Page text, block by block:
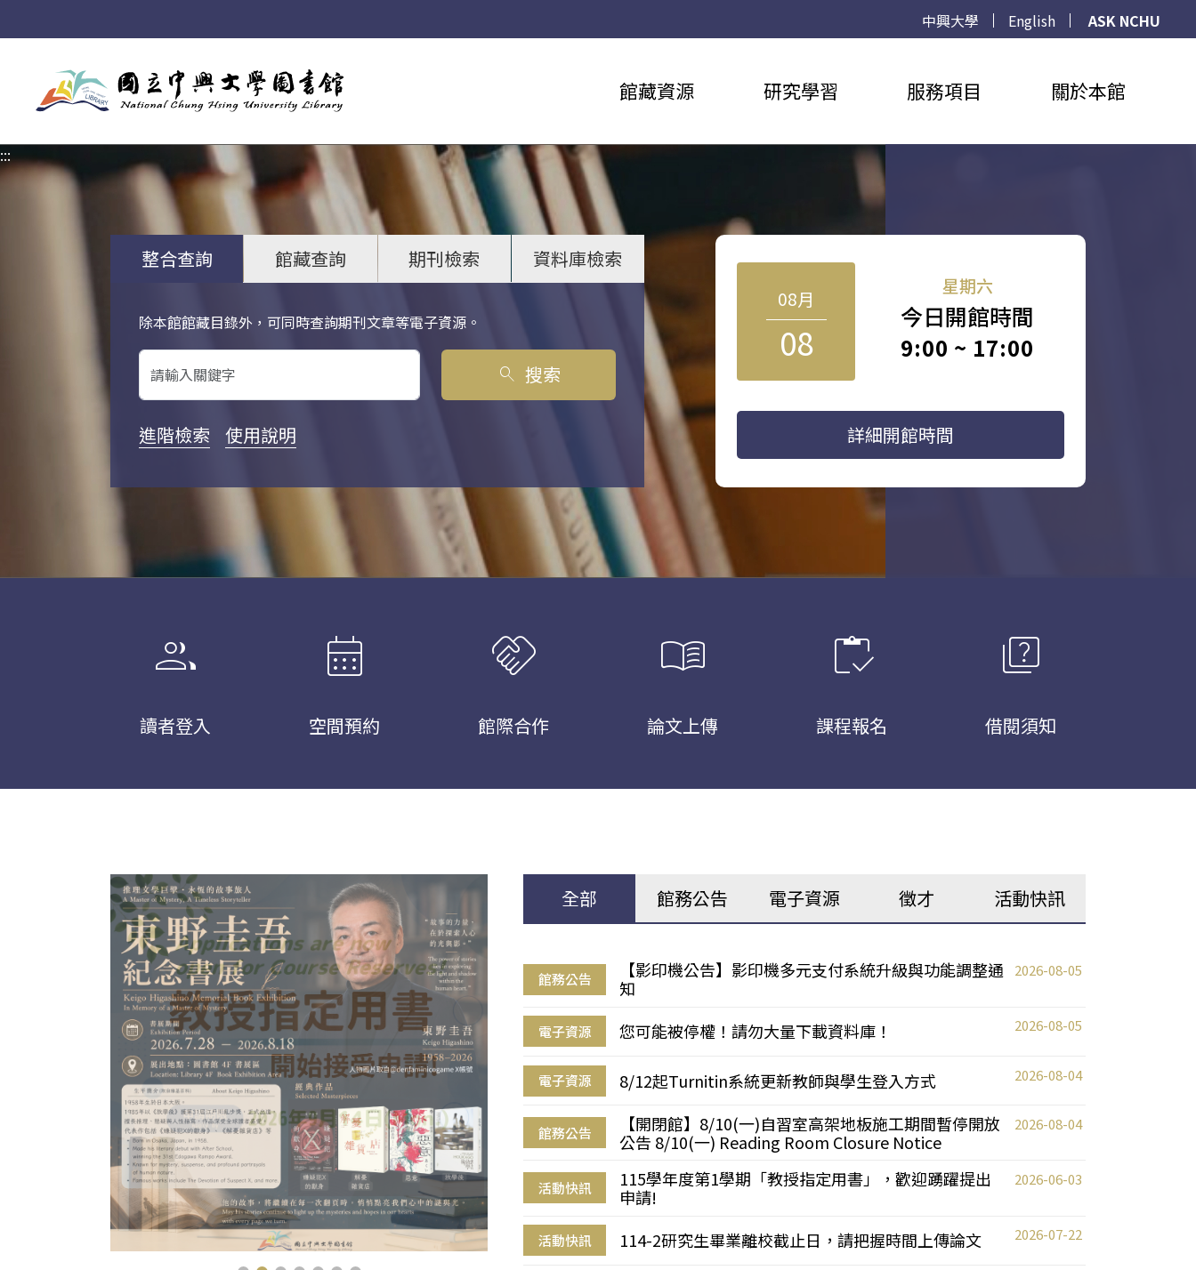
中興大學 English
ASK NCHU
館藏資源 研究學習 服務項目 關於本館
:::
整合查詢 館藏查詢 期刊檢索 資料庫檢索
除本館館藏目錄外，可同時查詢期刊文章等電子資源。
關鍵字搜尋
search 搜索
進階檢索 使用說明
08月
08
星期六
今日開館時間
9:00 ~ 17:00
詳細開館時間
group
讀者登入
calendar_month
空間預約
handshake
館際合作
menu_book
論文上傳
inventory
課程報名
quiz
借閱須知
全部 館務公告 電子資源 徵才 活動快訊
館務公告
【影印機公告】影印機多元支付系統升級與功能調整通
知
2026-08-05
電子資源 您可能被停權！請勿大量下載資料庫！ 2026-08-05
電子資源 8/12起Turnitin系統更新教師與學生登入方式 2026-08-04
館務公告
【開閉館】8/10(一)自習室高架地板施工期間暫停開放
公告 8/10(一) Reading Room Closure Notice
2026-08-04
活動快訊
115學年度第1學期「教授指定用書」，歡迎踴躍提出
申請!
2026-06-03
活動快訊 114-2研究生畢業離校截止日，請把握時間上傳論文 2026-07-22